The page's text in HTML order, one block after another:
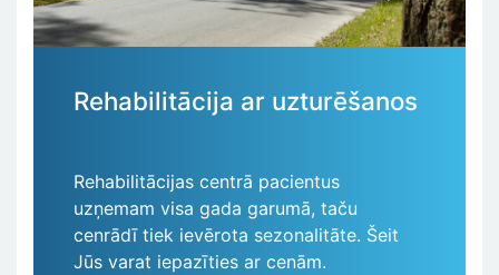
Rehabilitācija ar uzturēšanos
Rehabilitācijas centrā pacientus
uzņemam visa gada garumā, taču
cenrādī tiek ievērota sezonalitāte. Šeit
Jūs varat iepazīties ar cenām.